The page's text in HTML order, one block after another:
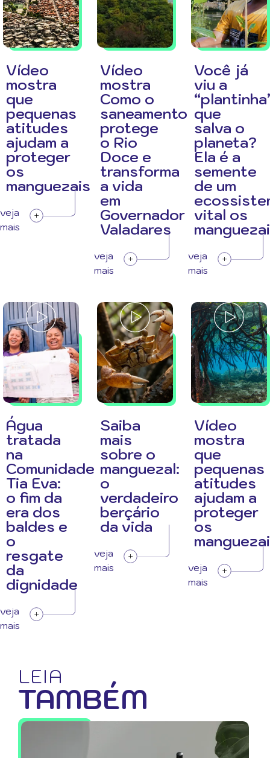
Vídeo
mostra
que
pequenas
atitudes
ajudam a
proteger
os
manguezais
veja
mais
Vídeo
mostra
Como o
saneamento
protege
o Rio
Doce e
transforma
a vida
em
Governador
Valadares
veja
mais
Você já
viu a
que
salva o
planeta?
Ela é a
semente
de um
vital os
veja
mais
Água
tratada
na
Comunidade
Tia Eva:
o fim da
era dos
baldes e
o
resgate
da
dignidade
veja
mais
Saiba
mais
sobre o
manguezal:
o
verdadeiro
berçário
da vida
veja
mais
Vídeo
mostra
que
pequenas
atitudes
ajudam a
proteger
os
veja
mais
LEIA
TAMBÉM